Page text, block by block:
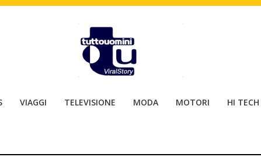
VIAGGI TELEVISIONE MODA MOTORI HI TECH